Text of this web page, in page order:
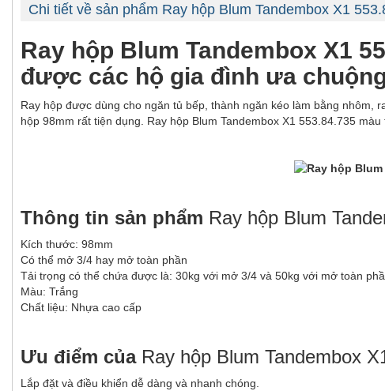
Chi tiết về sản phẩm Ray hộp Blum Tandembox X1
Ray hộp Blum Tandembox X1
được các hộ gia đình ưa
Ray hộp được dùng cho ngăn tủ bếp, thành ngăn kéo làm bằng nhôm,
hộp 98mm rất tiện dụng. Ray hộp Blum Tandembox X1 553.84.735
Thông tin sản phẩm Ray hộp Blum
Kích thước: 98mm
Có thể mở 3/4 hay mở toàn phần
Tải trọng có thể chứa được là: 30kg với mở 3/4 và 50kg với mở toàn
Màu: Trắng
Chất liệu: Nhựa cao cấp
Ưu điểm của Ray hộp Blum Tandembox
Lắp đặt và điều khiển dễ dàng và nhanh chóng.